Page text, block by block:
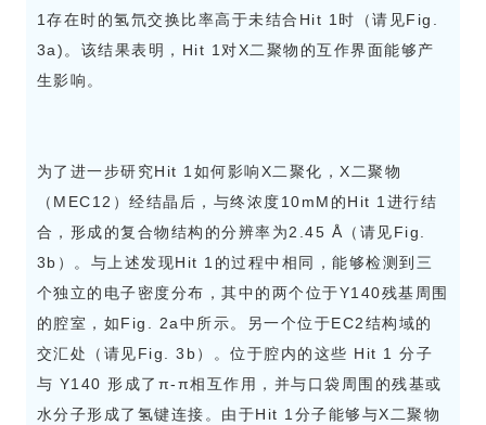
1存在时的氢氘交换比率高于未结合Hit 1时（请见Fig.
3a)。该结果表明，Hit 1对X二聚物的互作界面能够产
生影响。
为了进一步研究Hit 1如何影响X二聚化，X二聚物
（MEC12）经结晶后，与终浓度10mM的Hit 1进行结
合，形成的复合物结构的分辨率为2.45 Å（请见Fig.
3b）。与上述发现Hit 1的过程中相同，能够检测到三
个独立的电子密度分布，其中的两个位于Y140残基周围
的腔室，如Fig. 2a中所示。另一个位于EC2结构域的
交汇处（请见Fig. 3b）。位于腔内的这些 Hit 1 分子
与 Y140 形成了π-π相互作用，并与口袋周围的残基或
水分子形成了氢键连接。由于Hit 1分子能够与X二聚物